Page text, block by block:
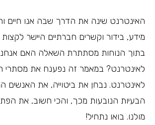
האינטרנט שינה את הדרך שבה אנו חיים
מידע, בידור וקשרים חברתיים היישר
בתוך הנוחות מסתתרת השאלה האם
לאינטרנט? במאמר זה נפענח את מסתרי
לאינטרנט. נבחן את ביטוייה, את האנשים
הבעיות הנובעות מכך, והכי חשוב, את
מולנו. בואו נתחיל!